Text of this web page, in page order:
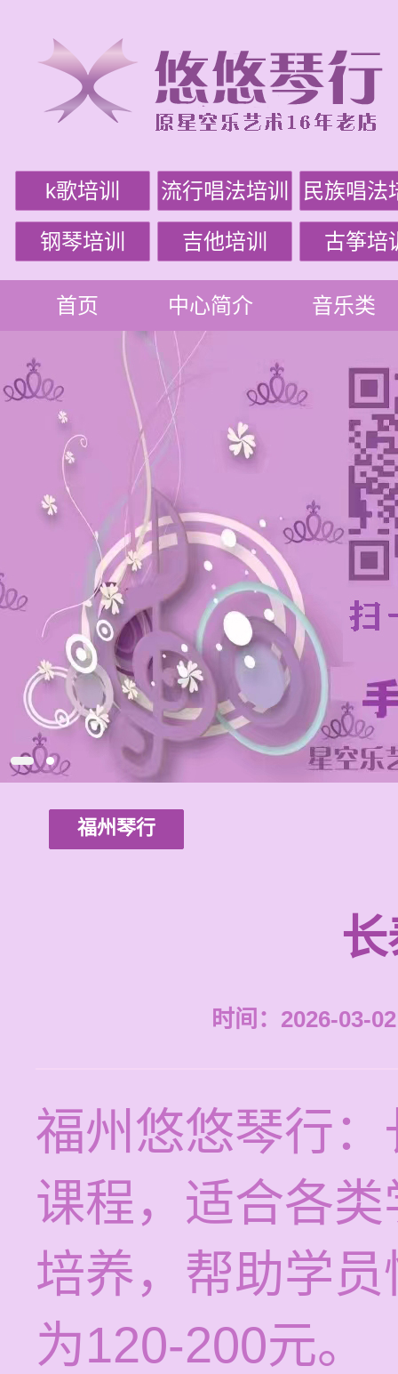
k歌培训 流行唱法培训 民族唱法
钢琴培训 吉他培训 古筝培
首页 中心简介 音乐类
福州琴行
时间：2026-03-
福州悠悠琴行
课程，适合各
培养，帮助学
为120-200元。